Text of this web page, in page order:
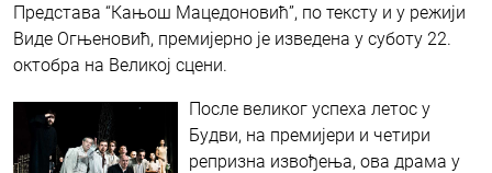
Представа “Кањош Мацедоновић”, по тексту и у режији
Виде Огњеновић, премијерно је изведена у суботу 22.
октобра на Великој сцени.
После великог успеха летос у
Будви, на премијери и четири
репризна извођења, ова драма у